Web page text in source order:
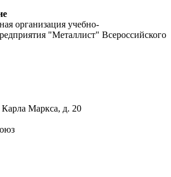
организация учебно-
"Металлист" Всероссийского
Маркса, д. 20